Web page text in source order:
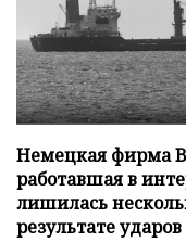
Немецкая фирма
работавшая в
лишилась
результате